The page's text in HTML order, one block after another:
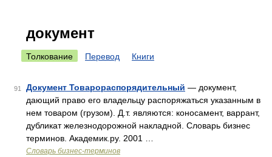
документ
Толкование Перевод Книги
91 Документ Товарораспорядительный — документ,
дающий право его владельцу распоряжаться указанным в
нем товаром (грузом). Д.т. являются: коносамент, варрант,
дубликат железнодорожной накладной. Словарь бизнес
терминов. Академик.ру. 2001 …
Словарь бизнес-терминов